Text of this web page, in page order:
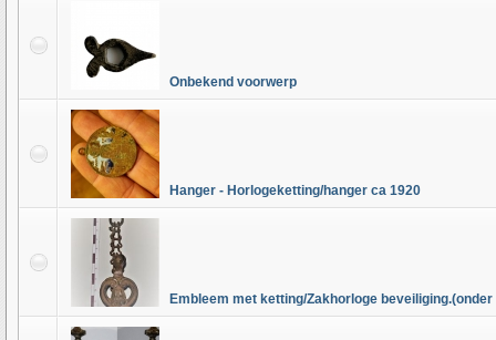
Onbekend voorwerp
Hanger - Horlogeketting/hanger ca 1920
Embleem met ketting/Zakhorloge